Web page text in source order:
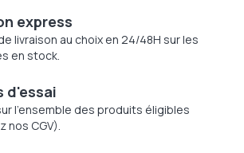
express
livraison au choix en 24/48H sur les
en stock.
d'essai
l'ensemble des produits éligibles
nos CGV).